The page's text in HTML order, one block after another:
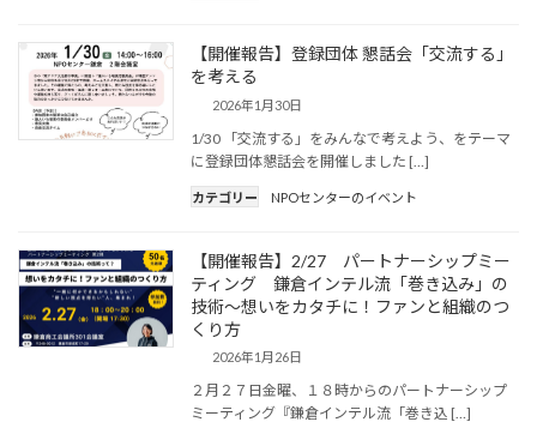
【開催報告】登録団体 懇話会「交流する」
を考える
2026年1月30日
1/30 「交流する」をみんなで考えよう、をテーマ
に登録団体懇話会を開催しました […]
カテゴリー NPOセンターのイベント
【開催報告】2/27 パートナーシップミー
ティング 鎌倉インテル流「巻き込み」の
技術～想いをカタチに！ファンと組織のつ
くり方
2026年1月26日
２月２７日金曜、１８時からのパートナーシップ
ミーティング『鎌倉インテル流「巻き込 […]